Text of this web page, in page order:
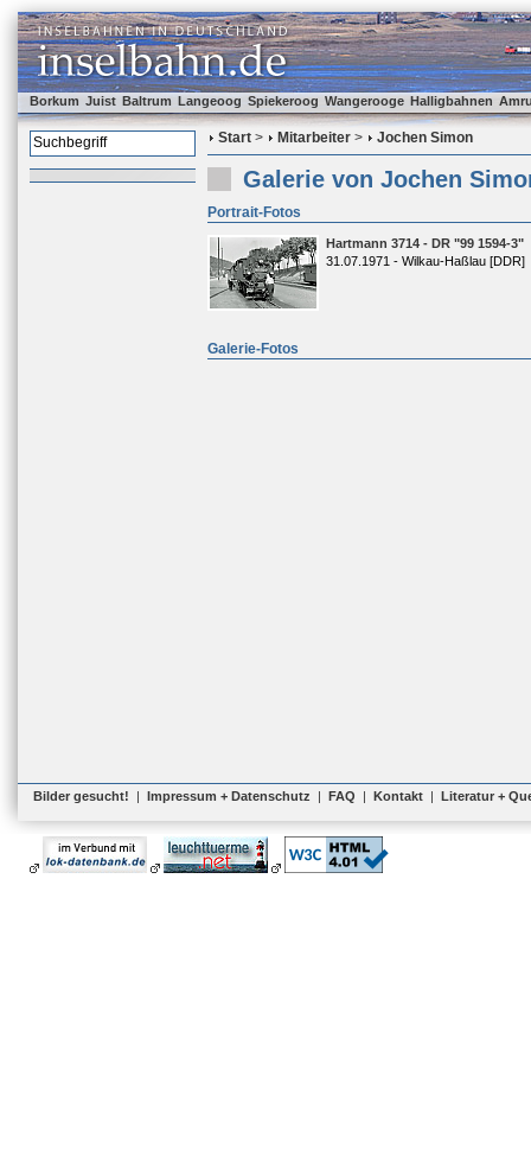
Borkum Juist Baltrum Langeoog Spiekeroog Wangerooge Halligbahnen
Start > Mitarbeiter > Jochen Simon
Galerie von Jochen
Portrait-Fotos
Hartmann 3714 - DR "99 1594-3"
31.07.1971 - Wilkau-Haßlau [DDR]
Galerie-Fotos
Bilder gesucht! | Impressum + Datenschutz | FAQ | Kontakt | Literatur +